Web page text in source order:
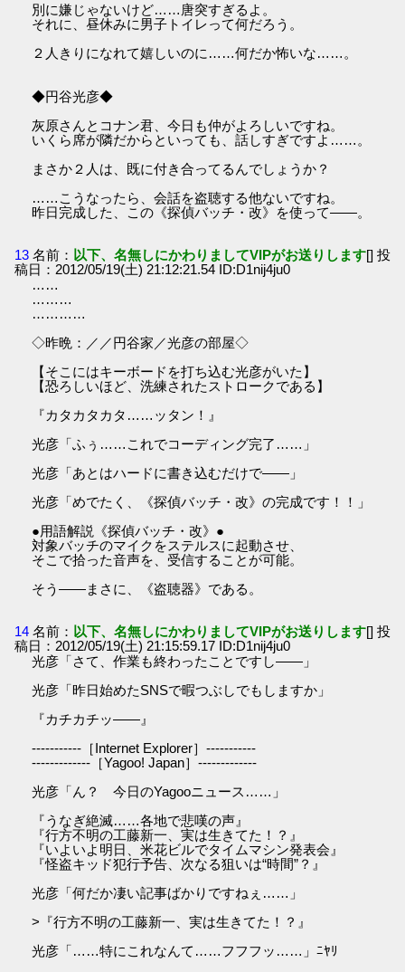
別に嫌じゃないけど……唐突すぎるよ。
それに、昼休みに男子トイレって何だろう。
２人きりになれて嬉しいのに……何だか怖いな……。
◆円谷光彦◆
灰原さんとコナン君、今日も仲がよろしいですね。
いくら席が隣だからといっても、話しすぎですよ……。
まさか２人は、既に付き合ってるんでしょうか？
……こうなったら、会話を盗聴する他ないですね。
昨日完成した、この《探偵バッチ・改》を使って――。
13 名前： 以下、名無しにかわりましてVIPがお送りします[] 投
稿日：2012/05/19(土) 21:12:21.54 ID:D1nij4ju0
……
………
…………
◇昨晩：／／円谷家／光彦の部屋◇
【そこにはキーボードを打ち込む光彦がいた】
【恐ろしいほど、洗練されたストロークである】
『カタカタカタ……ッタン！』
光彦「ふぅ……これでコーディング完了……」
光彦「あとはハードに書き込むだけで――」
光彦「めでたく、《探偵バッチ・改》の完成です！！」
●用語解説《探偵バッチ・改》●
対象バッチのマイクをステルスに起動させ、
そこで拾った音声を、受信することが可能。
そう――まさに、《盗聴器》である。
14 名前： 以下、名無しにかわりましてVIPがお送りします[] 投
稿日：2012/05/19(土) 21:15:59.17 ID:D1nij4ju0
光彦「さて、作業も終わったことですし――」
光彦「昨日始めたSNSで暇つぶしでもしますか」
『カチカチッ――』
-----------［Internet Explorer］-----------
-------------［Yagoo! Japan］-------------
光彦「ん？ 今日のYagooニュース……」
『うなぎ絶滅……各地で悲嘆の声』
『行方不明の工藤新一、実は生きてた！？』
『いよいよ明日、米花ビルでタイムマシン発表会』
『怪盗キッド犯行予告、次なる狙いは“時間”？』
光彦「何だか凄い記事ばかりですねぇ……」
>‎『行方不明の工藤新一、実は生きてた！？』
光彦「……特にこれなんて……フフフッ……」ﾆﾔﾘ